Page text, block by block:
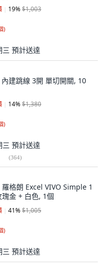
19%$1,003
)
三 預計送達
建跳線 3開 單切開關, 10
14%$1,380
)
三 預計送達
(364)
格朗 Excel VIVO Simple 1
瑰金 + 白色, 1個
41%$1,005
)
三 預計送達